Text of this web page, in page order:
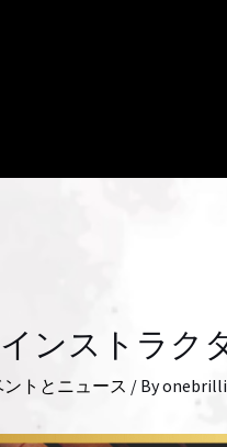
ンストラク
ントとニュース / By